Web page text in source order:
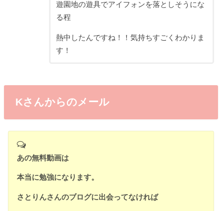
遊園地の遊具でアイフォンを落としそうにな
る程
熱中したんですね！！気持ちすごくわかりま
す！
Kさんからのメール
あの無料動画は
本当に勉強になります。
さとりんさんのブログに出会ってなければ